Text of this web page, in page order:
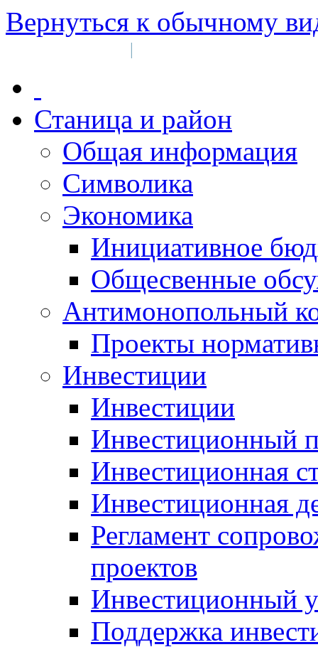
Вернуться к обычному
|
Станица и район
Общая информация
Символика
Экономика
Инициативное
Общесвенные
Антимонопольный
Проекты
Инвестиции
Инвестиции
Инвестиционный
Инвестиционная
Инвестиционная
Регламент
проектов
Инвестиционный
Поддержка